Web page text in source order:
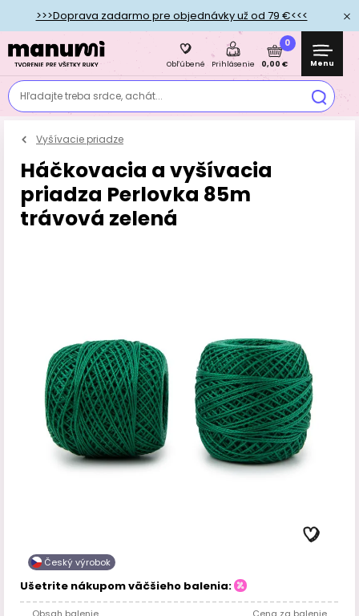
>>>Doprava zadarmo pre objednávky už od 79 €<<<
Hľadajte treba srdce, achát...
Obľúbené Prihlásenie
0
0,00 € Menu
Vyšívacie priadze
Háčkovacia a vyšívacia
priadza Perlovka 85m
trávová zelená
Český výrobok
Ušetrite nákupom väčšieho balenia: